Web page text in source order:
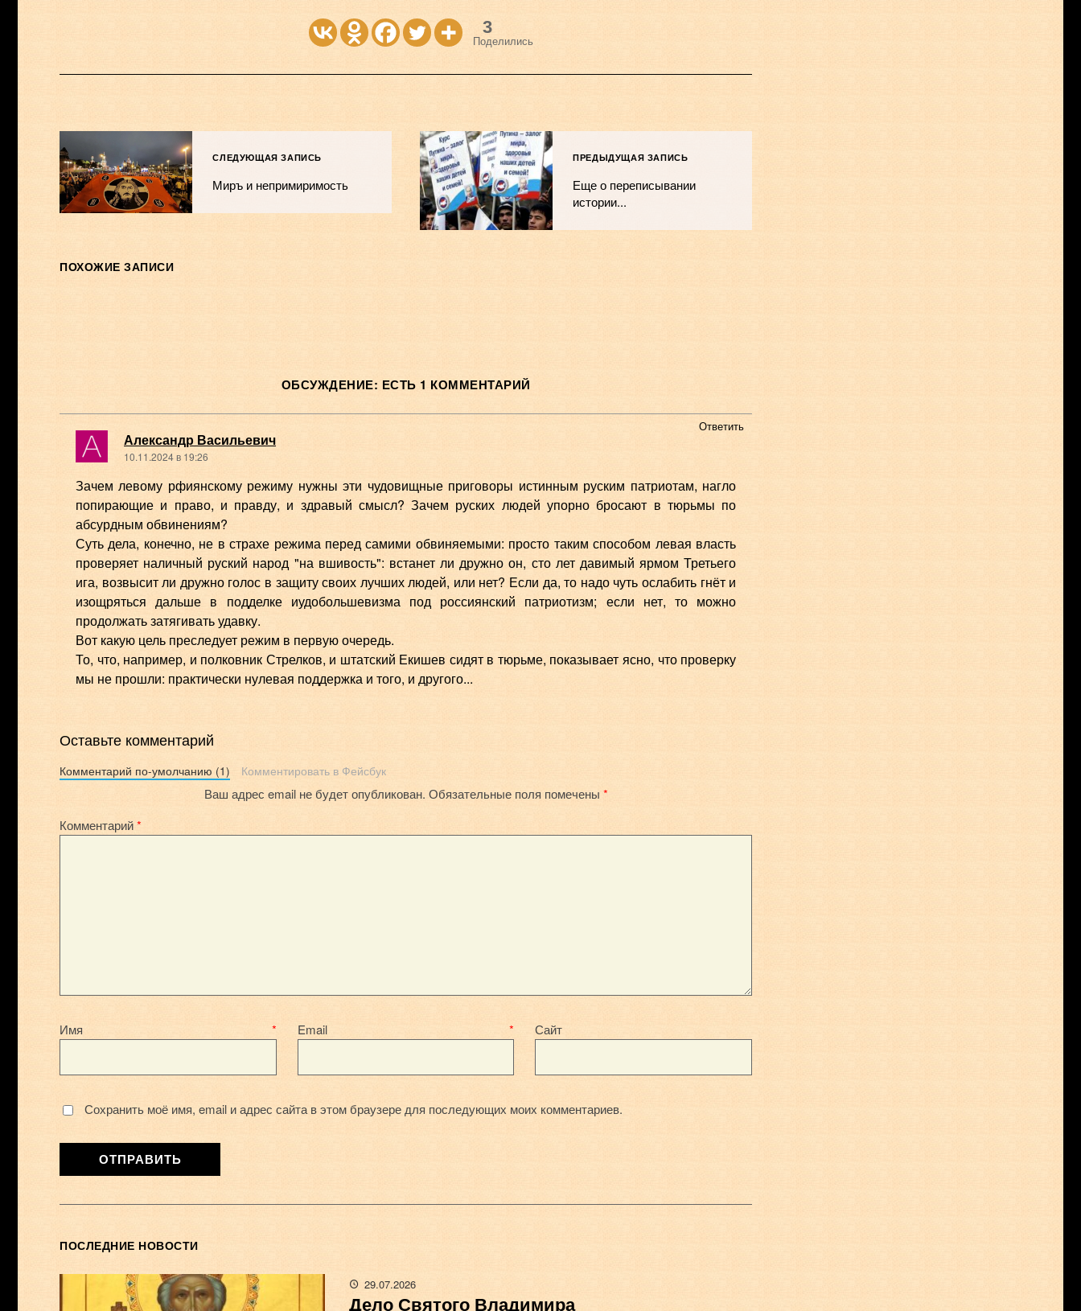
3
Поделились
СЛЕДУЮЩАЯ ЗАПИСЬ
Миръ и непримиримость
ПРЕДЫДУЩАЯ ЗАПИСЬ
Еще о переписывании
истории...
ПОХОЖИЕ ЗАПИСИ
ОБСУЖДЕНИЕ: ЕСТЬ 1 КОММЕНТАРИЙ
Александр Васильевич
10.11.2024 в 19:26
Зачем левому рфиянскому режиму нужны эти чудовищные приговоры истинным руским патриотам, нагло
попирающие и право, и правду, и здравый смысл? Зачем руских людей упорно бросают в тюрьмы по
абсурдным обвинениям?
Суть дела, конечно, не в страхе режима перед самими обвиняемыми: просто таким способом левая власть
проверяет наличный руский народ "на вшивость": встанет ли дружно он, сто лет давимый ярмом Третьего
ига, возвысит ли дружно голос в защиту своих лучших людей, или нет? Если да, то надо чуть ослабить гнёт и
изощряться дальше в подделке иудобольшевизма под россиянский патриотизм; если нет, то можно
продолжать затягивать удавку.
Вот какую цель преследует режим в первую очередь.
То, что, например, и полковник Стрелков, и штатский Екишев сидят в тюрьме, показывает ясно, что проверку
мы не прошли: практически нулевая поддержка и того, и другого...
Ответить
Оставьте комментарий
Комментарий по-умолчанию (1) Комментировать в Фейсбук
Ваш адрес email не будет опубликован. Обязательные поля помечены *
Комментарий*
Имя * Email* Сайт
Сохранить моё имя, email и адрес сайта в этом браузере для последующих моих комментариев.
ПОСЛЕДНИЕ НОВОСТИ
29.07.2026
Дело Святого Владимира